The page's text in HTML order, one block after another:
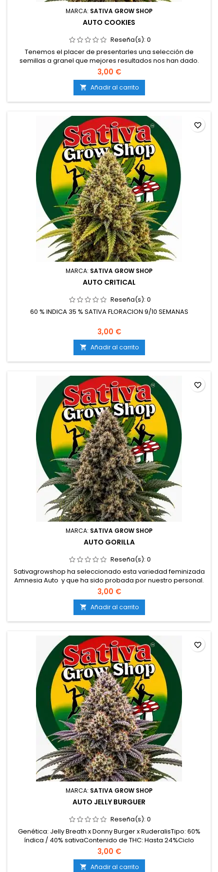
MARCA: SATIVA GROW SHOP
AUTO COOKIES
Reseña(s): 0
Tenemos el placer de presentarles una selección de
semillas a granel que mejores resultados nos han dado.
Semillas de marihuana feminizadas a granel a 1 €
3,00 €
 Añadir al carrito
MARCA: SATIVA GROW SHOP
AUTO CRITICAL
Reseña(s): 0
60 % INDICA 35 % SATIVA FLORACION 9/10 SEMANAS
3,00 €
 Añadir al carrito
favorite_border
MARCA: SATIVA GROW SHOP
AUTO GORILLA
Reseña(s): 0
Sativagrowshop ha seleccionado esta variedad feminizada
Amnesia Auto y que ha sido probada por nuestro personal.
Semillas de marihuana feminizadas a granel a 1
€Genética: Gorilla Glue #4 x RuderalisTipo: 60% índica / 30%
sativa / 10% ruderalisContenido de THC: Hasta 22%Tiempo de
floración: 9–10 semanas desde la germinaciónProducción
en...
3,00 €
 Añadir al carrito
favorite_border
MARCA: SATIVA GROW SHOP
AUTO JELLY BURGUER
Reseña(s): 0
Genética: Jelly Breath x Donny Burger x RuderalisTipo: 60%
índica / 40% sativaContenido de THC: Hasta 24%Ciclo
completo: 9 – 10 semanas desde la germinaciónProducción
en interior: 450 – 550 g/m²Producción en exterior: 80 – 160
g/plantaAltura: 80 – 120 cmAromas y sabores: Dulce,
3,00 €
 Añadir al carrito
favorite_border